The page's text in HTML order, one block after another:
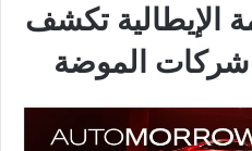
الإيطالية تكشف
شركات الموضة